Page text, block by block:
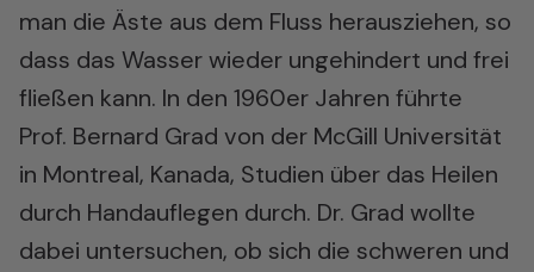
man die Äste aus dem Fluss herausziehen, so
dass das Wasser wieder ungehindert und frei
fließen kann. In den 1960er Jahren führte
Prof. Bernard Grad von der McGill Universität
in Montreal, Kanada, Studien über das Heilen
durch Handauflegen durch. Dr. Grad wollte
dabei untersuchen, ob sich die schweren und